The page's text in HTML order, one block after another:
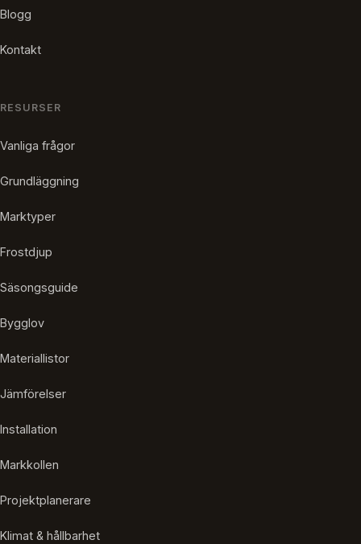
Blogg
Kontakt
RESURSER
Vanliga frågor
Grundläggning
Marktyper
Frostdjup
Säsongsguide
Bygglov
Materiallistor
Jämförelser
Installation
Markkollen
Projektplanerare
Klimat & hållbarhet